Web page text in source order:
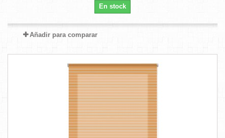
En stock
Añadir para comparar